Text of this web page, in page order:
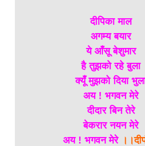
दीपिका माल
अगम्य बयार
ये आँसू बेशुमार
है तुझको रहे बुला
क्यूँ मुझको दिया
अय ! भगवन मेरे
दीदार बिन तेरे
बेकरार नयन मेरे
अय ! भगवन मेरे